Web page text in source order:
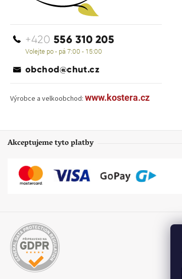
+420 556 310 205
Volejte po - pá 7:00 - 15:00
obchod@chut.cz
Výrobce a velkoobchod: www.kostera.cz
Akceptujeme tyto platby